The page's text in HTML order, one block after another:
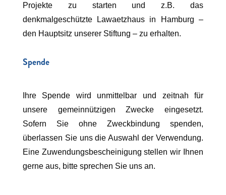
Projekte zu starten und z.B. das
denkmalgeschützte Lawaetzhaus in Hamburg –
den Hauptsitz unserer Stiftung – zu erhalten.
Spende
Ihre Spende wird unmittelbar und zeitnah für
unsere gemeinnützigen Zwecke eingesetzt.
Sofern Sie ohne Zweckbindung spenden,
überlassen Sie uns die Auswahl der Verwendung.
Eine Zuwendungsbescheinigung stellen wir Ihnen
gerne aus, bitte sprechen Sie uns an.